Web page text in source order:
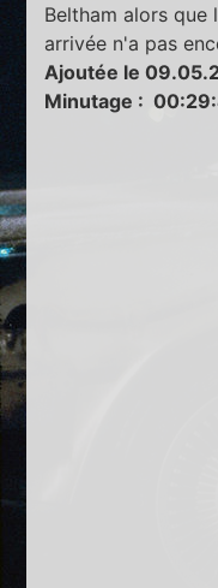
Beltham alors que
arrivée n'a pas
Ajoutée le
Minutage :